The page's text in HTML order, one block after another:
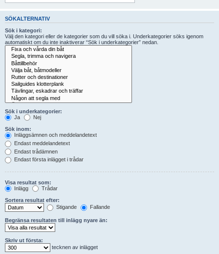
SÖKALTERNATIV
Sök i kategori:
Välj den kategori eller de kategorier som du vill söka i. Underkategorier söks igenom
automatiskt om du inte inaktiverar “Sök i underkategorier” nedan.
Sök i underkategorier:
Ja
Nej
Sök inom:
Inläggsämnen och meddelandetext
Endast meddelandetext
Endast trådämnen
Endast första inlägget i trådar
Visa resultat som:
Inlägg
Trådar
Sortera resultat efter:
Stigande
Fallande
Begränsa resultaten till inlägg nyare än:
Skriv ut första:
tecknen av inlägget